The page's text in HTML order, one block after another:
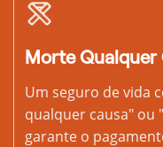
Morte Qualquer
Um seguro de vida
qualquer causa"
garante o